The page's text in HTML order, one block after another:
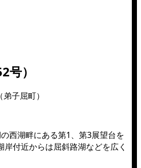
号）
子屈町）
西湖畔にある第1、第3展望台を
付近からは屈斜路湖などを広く